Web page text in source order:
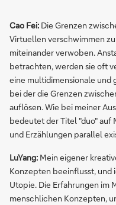
Cao Fei: Die Grenzen
Virtuellen verschwimmen
miteinander verwoben.
betrachten, werden sie oft
eine multidimensionale und
bei der die Grenzen
auflösen. Wie bei meiner
bedeutet der Titel "duo" auf
und Erzählungen parallel
LuYang: Mein eigener
Konzepten beeinflusst, und
Utopie. Die Erfahrungen im
menschlichen Konzepten,